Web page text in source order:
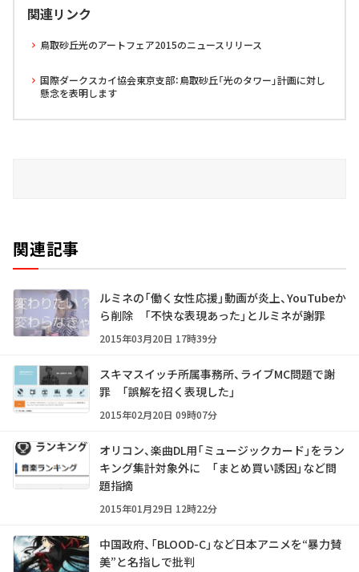
関連リンク
鳥取砂丘光のアートフェア2015のニュースリリース
国際ダークスカイ協会東京支部：鳥取砂丘「光のタワー」計画に対し
懸念を表明します
関連記事
ルミネの「働く女性応援」動画が炎上、YouTubeか
ら削除 「不快な表現あった」とルミネが謝罪
2015年03月20日 17時39分
スキマスイッチ所属事務所、ライブMC問題で謝
罪 「誤解を招く表現した」
2015年02月20日 09時07分
オリコン、楽曲DL用「ミュージックカード」をラン
キング集計対象外に 「まとめ買い誘因」など問
題指摘
2015年01月29日 12時22分
中国政府、「BLOOD-C」など日本アニメを“暴力賛
美”と名指しで批判